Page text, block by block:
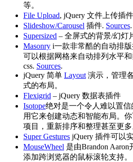
等。
File Upload, jQuery 文件上传插件
Slideshow/Carousel 插件. Sources.
Supersized – 全屏式的背景/幻灯
Masonry i一款非常酷的自动排
可以根据网格来自动排列水平
css. Sources.
jQuery 简单 Layout 演示，管理
式的布局。
Flexigrid – jQuery 数据表插件
Isotope绝对是一个令人难以置信
用它来创建动态和智能布局。
项目，重新排序和整理甚至更多
Super Gestures jQuery 插件可以
MouseWheel 是由Brandon
添加跨浏览器的鼠标滚轮支持。